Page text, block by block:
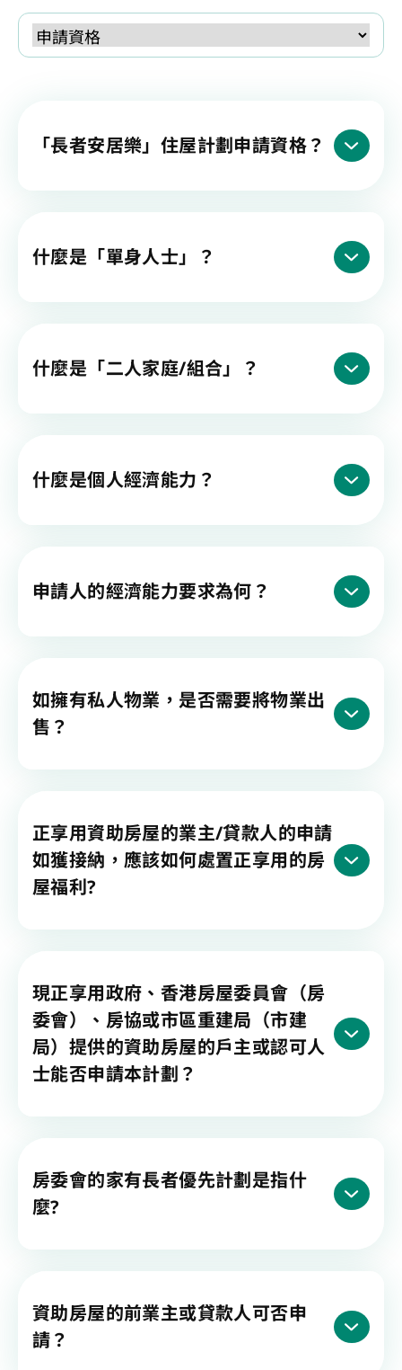
「長者安居樂」住屋計劃申請資格？
什麼是「單身人士」？
什麼是「二人家庭/組合」？
什麼是個人經濟能力？
申請人的經濟能力要求為何？
如擁有私人物業，是否需要將物業出
售？
正享用資助房屋的業主/貸款人的申請
如獲接納，應該如何處置正享用的房
屋福利?
現正享用政府、香港房屋委員會（房
委會）、房協或市區重建局（市建
局）提供的資助房屋的戶主或認可人
士能否申請本計劃？
房委會的家有長者優先計劃是指什
麼?
資助房屋的前業主或貸款人可否申
請？